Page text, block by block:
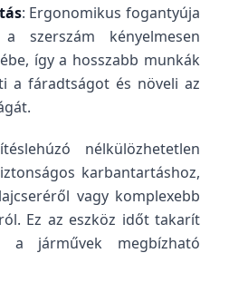
: Ergonomikus fogantyúja
szerszám kényelmesen
így a hosszabb munkák
a fáradtságot és növeli az
nélkülözhetetlen
karbantartáshoz,
vagy komplexebb
Ez az eszköz időt takarít
a járművek megbízható